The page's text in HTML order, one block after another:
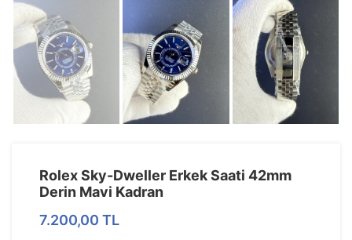
Rolex Sky-Dweller Erkek Saati 42mm
Derin Mavi Kadran
7.200,00 TL